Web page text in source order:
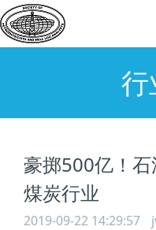
豪掷500亿！
煤炭行业
2019-09-22 14:29:57